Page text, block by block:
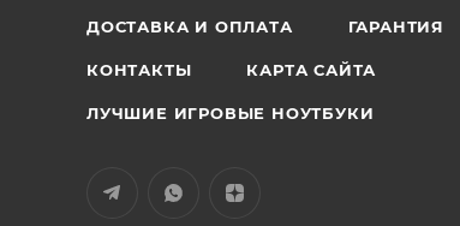
ДОСТАВКА И ОПЛАТА ГАРАНТИЯ
КОНТАКТЫ КАРТА САЙТА
ЛУЧШИЕ ИГРОВЫЕ НОУТБУКИ